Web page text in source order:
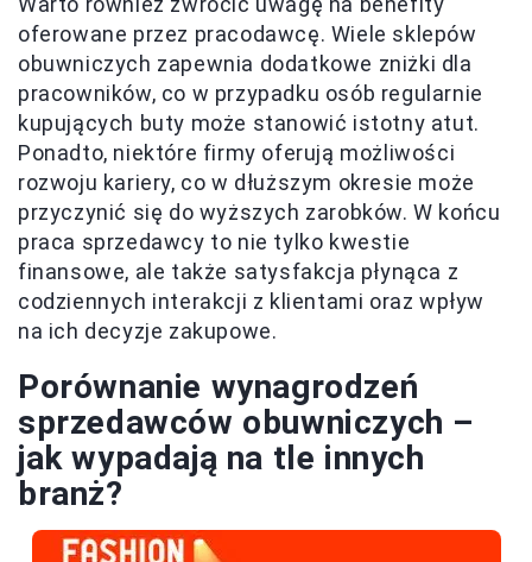
oferowane przez pracodawcę. Wiele sklepów
obuwniczych zapewnia dodatkowe zniżki dla
pracowników, co w przypadku osób regularnie
kupujących buty może stanowić istotny atut.
Ponadto, niektóre firmy oferują możliwości
rozwoju kariery, co w dłuższym okresie może
przyczynić się do wyższych zarobków. W końcu
praca sprzedawcy to nie tylko kwestie
finansowe, ale także satysfakcja płynąca z
codziennych interakcji z klientami oraz wpływ
na ich decyzje zakupowe.
Porównanie wynagrodzeń
sprzedawców obuwniczych –
jak wypadają na tle innych
branż?